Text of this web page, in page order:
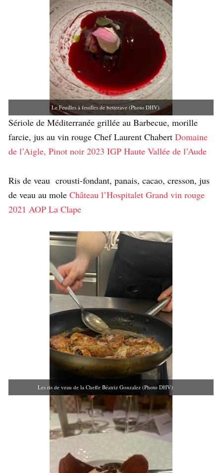
Le Feuilles à feuilles de betterave (Photo DHV)
Sériole de Méditerranée grillée au Barbecue, morille
farcie, jus au vin rouge Chef Laurent Chabert Domaine
de l’Aigle, Pinot noir 2023 IGP Haute Vallée de l’Aude
Ris de veau crousti-fondant, panais, cacao, cresson, jus
de veau au mole Château l’Hospitalet Grand vin rouge
2021 AOP La Clape
Les ris de veau de la Cheffe Béatriz Gonzalez (Photo DHV)